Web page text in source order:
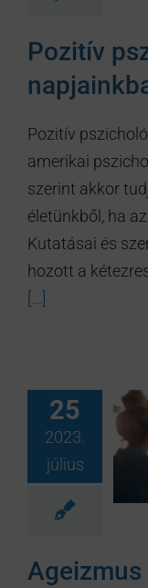
Pozitív
Pozitív
amerikai
szerint akkor
életünkből, ha
Kutatásai és
hozott a
[...]
25
2023.
július